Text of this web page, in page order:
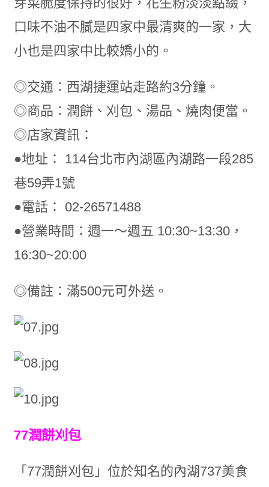
口味不油不膩是四家中最清爽的一家，大
小也是四家中比較嬌小的。
◎交通：西湖捷運站走路約3分鐘。
◎商品：潤餅、刈包、湯品、燒肉便當。
◎店家資訊：
●地址： 114台北市內湖區內湖路一段285
巷59弄1號
●電話： 02-26571488
●營業時間：週一～週五 10:30~13:30，
16:30~20:00
◎備註：滿500元可外送。
77潤餅刈包
「77潤餅刈包」位於知名的內湖737美食